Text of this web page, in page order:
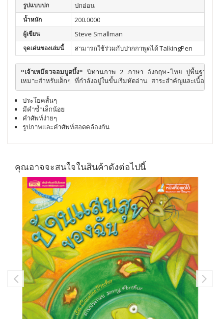
รูปแบบปก ปกอ่อน
น้ำหนัก 200.0000
ผู้เขียน Steve Smallman
จุดเด่นของเล่มนี้ สามารถใช้ร่วมกับปากกาพูดได้ TalkingPen
"เจ้าเหมียวจอมบูดบึ้ง" นิทานภาพ 2 ภาษา อังกฤษ-ไทย ปูพื้นฐาน
เหมาะสำหรับเด็กๆ ที่กำลังอยู่ในขั้นเริ่มหัดอ่าน สาระสำคัญและเนื้อเรื่อง
ประโยคสั้นๆ
มีคำซ้ำเล็กน้อย
คำศัพท์ง่ายๆ
รูปภาพและคำศัพท์สอดคล้องกัน
คุณอาจจะสนใจในสินค้าดังต่อไปนี้